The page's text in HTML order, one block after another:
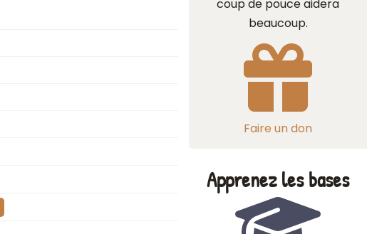
coup de pouce aidera
beaucoup.
Faire un don
Apprenez les bases